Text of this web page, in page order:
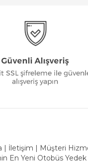
| İletişim | Müşteri
En Yeni Otobüs